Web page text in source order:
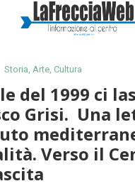
Storia, Arte, Cultura
del 1999 ci
Grisi. Una
Verso il